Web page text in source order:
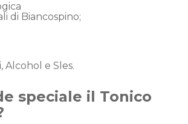
di Biancospino;
Alcohol e Sles.
speciale il Tonico